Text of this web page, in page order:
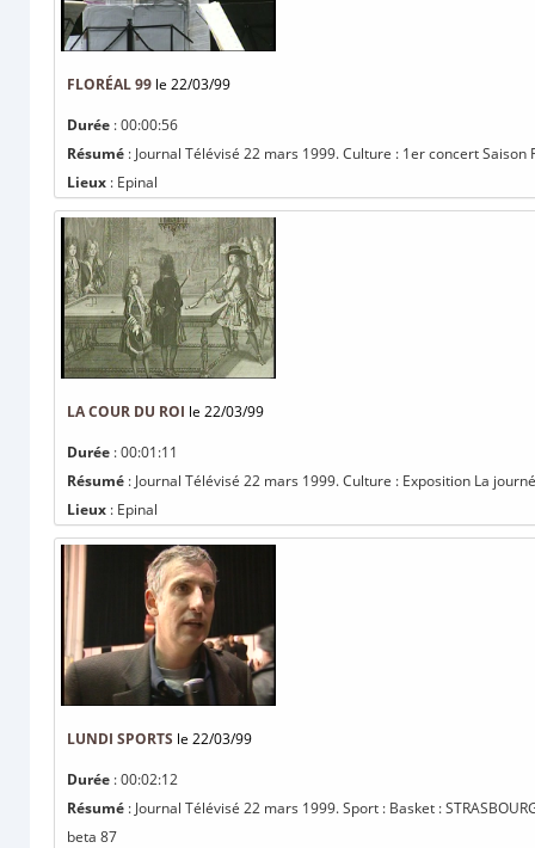
FLORÉAL 99 le 22/03/99
Durée : 00:00:56
Résumé : Journal Télévisé 22 mars 1999. Culture : 1er concert
Lieux : Epinal
LA COUR DU ROI le 22/03/99
Durée : 00:01:11
Résumé : Journal Télévisé 22 mars 1999. Culture : Exposition La
Lieux : Epinal
LUNDI SPORTS le 22/03/99
Durée : 00:02:12
Résumé : Journal Télévisé 22 mars 1999. Sport : Basket :
beta 87